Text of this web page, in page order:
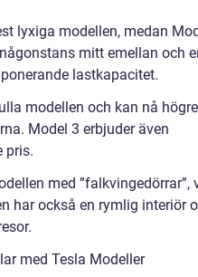
lyxiga modellen, medan
mitt emellan och
lastkapacitet.
modellen och kan nå högre
Model 3 erbjuder även
pris.
med ”falkvingedörrar”,
har också en rymlig interiör
med Tesla Modeller